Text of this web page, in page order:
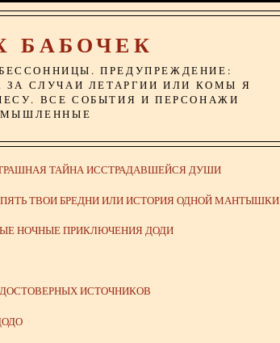
БАБОЧЕК
ПРЕДУПРЕЖДЕНИЕ:
ЗА СЛУЧАИ ЛЕТАРГИИ ИЛИ КОМЫ Я
ВСЕ СОБЫТИЯ И ПЕРСОНАЖИ
ТАЙНА ИССТРАДАВШЕЙСЯ ДУШИ
ТВОИ БРЕДНИ ИЛИ ИСТОРИЯ ОДНОЙ МАНТЫШКИ
НОЧНЫЕ ПРИКЛЮЧЕНИЯ ДОДИ
ИСТОЧНИКОВ